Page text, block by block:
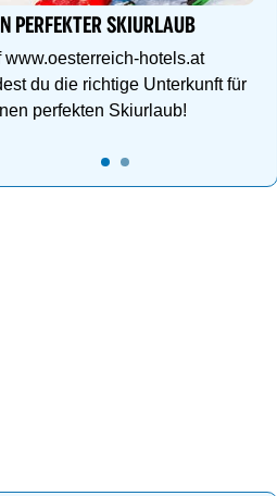
PERFEKTER SKIURLAUB
www.oesterreich-hotels.at
du die richtige Unterkunft für
perfekten Skiurlaub!